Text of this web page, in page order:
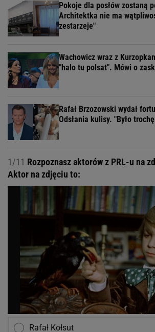
Pokoje dla posłów zostaną
Architektka nie ma
zestarzeje"
Wachowicz wraz z
"halo tu polsat". Mówi o
Rafał Brzozowski wydał
Odsłania kulisy. "Było
1/11 Rozpoznasz aktorów z PRL-u na
Aktor na zdjęciu to:
Rafał Kołsut